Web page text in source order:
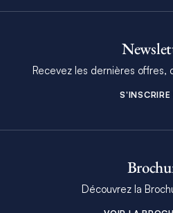
Recevez les dernières offres,
S'INSCRIRE
Découvrez la